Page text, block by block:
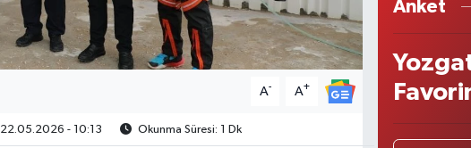
A- A+
22.05.2026 - 10:13 Okunma Süresi: 1 Dk
Anket